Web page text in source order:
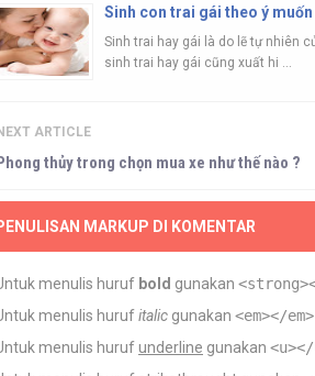
Sinh con trai gái theo ý muốn
Sinh trai hay gái là do lẽ tự nhiên
sinh trai hay gái cũng xuất hi ...
NEXT ARTICLE
thủy trong chọn mua xe như thế nào ?
MARKUP DI KOMENTAR
menulis huruf bold gunakan
menulis hurufitalic gunakan <em></em>
menulis hurufunderline gunakan